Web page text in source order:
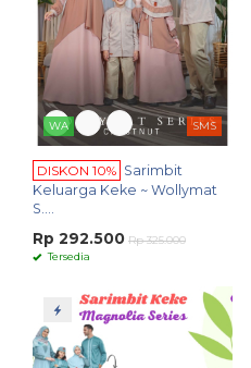
WA SMS
DISKON 10% Sarimbit
Keluarga Keke ~ Wollymat
S....
Rp 292.500 Rp 325.000
Tersedia